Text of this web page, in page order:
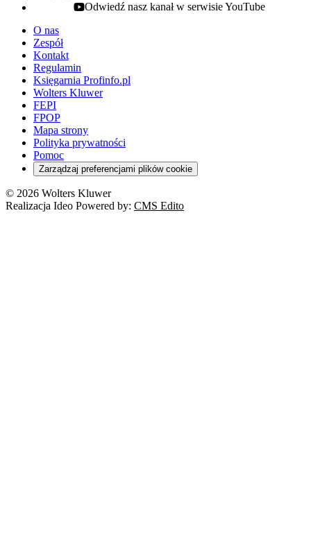
youtube - otwiera się w nowej karcie
Odwiedź nasz kanał w serwisie YouTube
O nas
Zespół
Kontakt
Regulamin
Księgarnia Profinfo.pl
Wolters Kluwer
FEPI
FPOP
Mapa strony
Polityka prywatności
Pomoc
Zarządzaj preferencjami plików cookie
© 2026 Wolters Kluwer
Realizacja Ideo Powered by: CMS Edito